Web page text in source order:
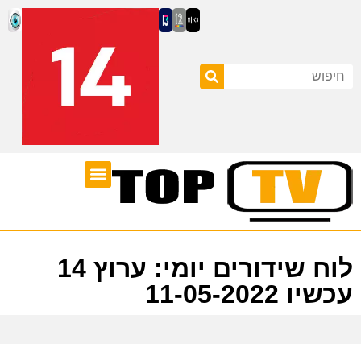
לוח שידורים יומי: ערוץ 14
עכשיו 11-05-2022